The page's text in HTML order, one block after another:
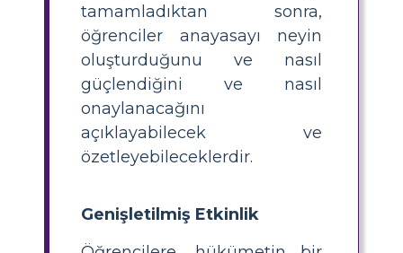
tamamladıktan sonra,
öğrenciler anayasayı neyin
oluşturduğunu ve nasıl
güçlendiğini ve nasıl
onaylanacağını
açıklayabilecek ve
özetleyebileceklerdir.
Genişletilmiş Etkinlik